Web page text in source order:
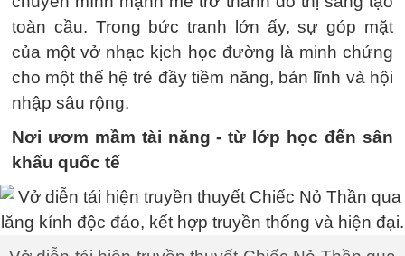
toàn cầu. Trong bức tranh lớn ấy, sự góp mặt
của một vở nhạc kịch học đường là minh chứng
cho một thế hệ trẻ đầy tiềm năng, bản lĩnh và hội
nhập sâu rộng.
Nơi ươm mầm tài năng - từ lớp học đến sân
khấu quốc tế